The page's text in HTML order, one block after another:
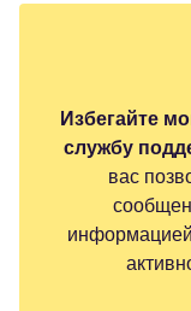
Избегайте
службу
вас